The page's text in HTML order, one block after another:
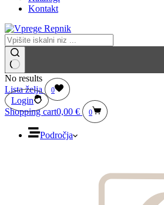
Kontakt
No results
Lista želja
0
Login
Shopping cart0,00 € 0
Področja